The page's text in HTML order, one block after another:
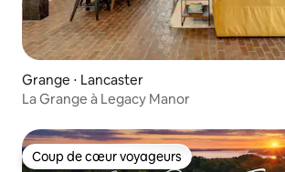
Grange ⋅ Lancaster
La Grange à Legacy Manor
Coup de cœur voyageurs
Coup de cœur voyageurs